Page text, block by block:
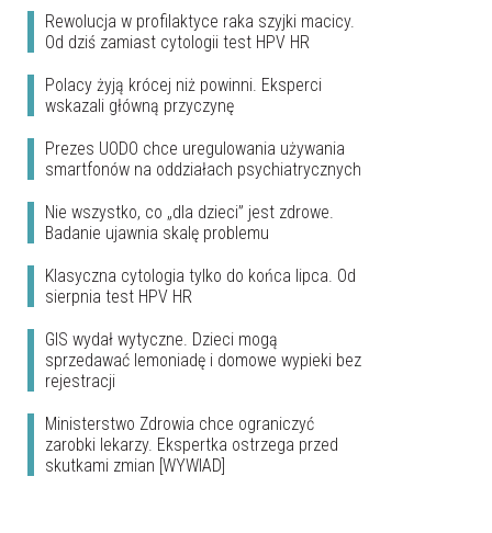
Rewolucja w profilaktyce raka szyjki macicy.
Od dziś zamiast cytologii test HPV HR
Polacy żyją krócej niż powinni. Eksperci
wskazali główną przyczynę
Prezes UODO chce uregulowania używania
smartfonów na oddziałach psychiatrycznych
Nie wszystko, co „dla dzieci” jest zdrowe.
Badanie ujawnia skalę problemu
Klasyczna cytologia tylko do końca lipca. Od
sierpnia test HPV HR
GIS wydał wytyczne. Dzieci mogą
sprzedawać lemoniadę i domowe wypieki bez
rejestracji
Ministerstwo Zdrowia chce ograniczyć
zarobki lekarzy. Ekspertka ostrzega przed
skutkami zmian [WYWIAD]